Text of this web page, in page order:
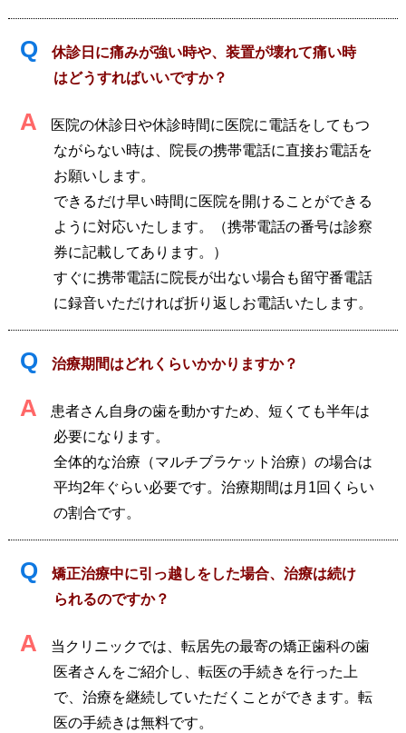
Q
休診日に痛みが強い時や、装置が壊れて痛い時
はどうすればいいですか？
A
医院の休診日や休診時間に医院に電話をしてもつ
ながらない時は、院長の携帯電話に直接お電話を
お願いします。
できるだけ早い時間に医院を開けることができる
ように対応いたします。（携帯電話の番号は診察
券に記載してあります。）
すぐに携帯電話に院長が出ない場合も留守番電話
に録音いただければ折り返しお電話いたします。
Q 治療期間はどれくらいかかりますか？
A
患者さん自身の歯を動かすため、短くても半年は
必要になります。
全体的な治療（マルチブラケット治療）の場合は
平均2年ぐらい必要です。治療期間は月1回くらい
の割合です。
Q
矯正治療中に引っ越しをした場合、治療は続け
られるのですか？
A
当クリニックでは、転居先の最寄の矯正歯科の歯
医者さんをご紹介し、転医の手続きを行った上
で、治療を継続していただくことができます。転
医の手続きは無料です。